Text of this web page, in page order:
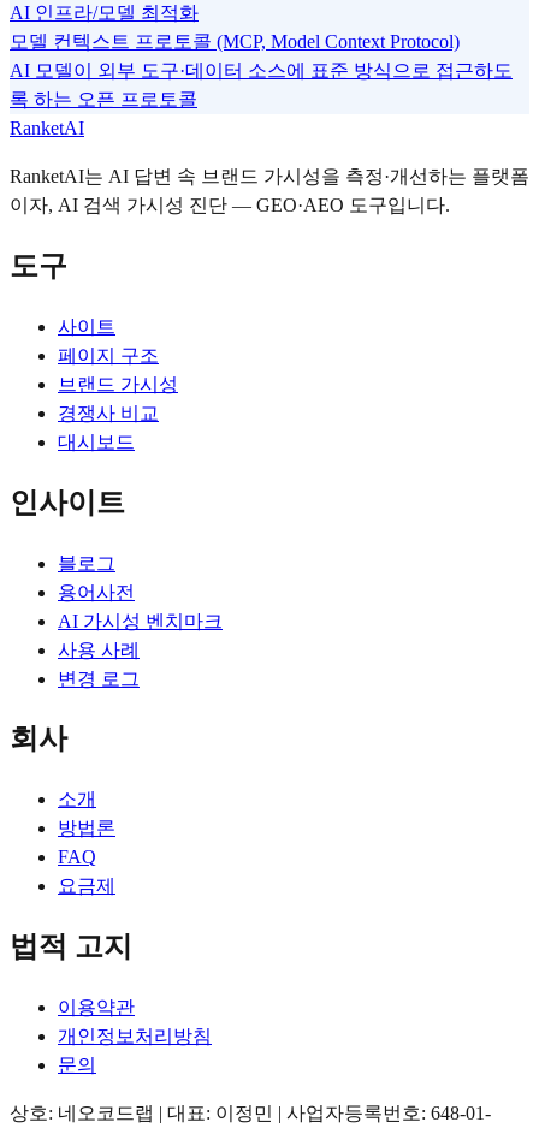
AI 인프라/모델 최적화
모델 컨텍스트 프로토콜 (MCP, Model Context Protocol)
AI 모델이 외부 도구·데이터 소스에 표준 방식으로 접근하도
록 하는 오픈 프로토콜
RanketAI
RanketAI는 AI 답변 속 브랜드 가시성을 측정·개선하는 플랫폼
이자, AI 검색 가시성 진단 — GEO·AEO 도구입니다.
도구
사이트
페이지 구조
브랜드 가시성
경쟁사 비교
대시보드
인사이트
블로그
용어사전
AI 가시성 벤치마크
사용 사례
변경 로그
회사
소개
방법론
FAQ
요금제
법적 고지
이용약관
개인정보처리방침
문의
상호: 네오코드랩 | 대표: 이정민 | 사업자등록번호: 648-01-